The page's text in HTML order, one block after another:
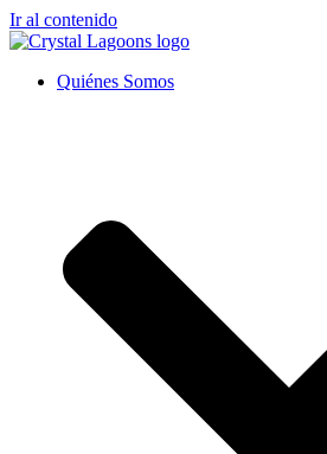
Ir al contenido
Quiénes Somos